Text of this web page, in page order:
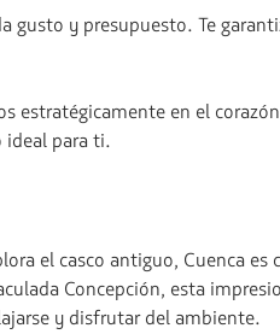
gusto y presupuesto. Te
en el
ideal para ti.
el casco antiguo, Cuenca
Concepción, esta
y disfrutar del ambiente.